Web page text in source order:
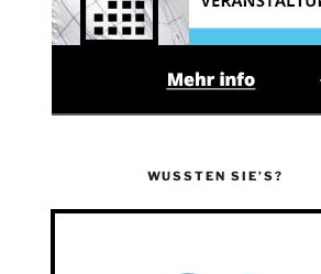
WUSSTEN SIE’S?